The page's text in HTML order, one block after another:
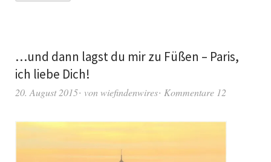
…und dann lagst du mir zu Füßen – Paris,
ich liebe Dich!
20. August 2015 von wiefindenwires Kommentare 12